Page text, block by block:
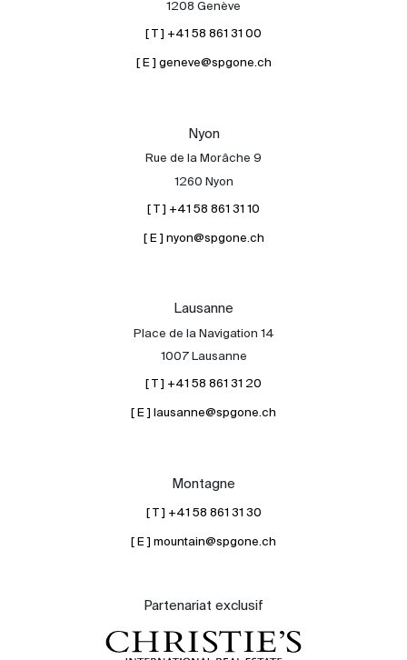
1208 Genève
[ T ] +41 58 861 31 00
[ E ] geneve@spgone.ch
Nyon
Rue de la Morâche 9
1260 Nyon
[ T ] +41 58 861 31 10
[ E ] nyon@spgone.ch
Lausanne
Place de la Navigation 14
1007 Lausanne
[ T ] +41 58 861 31 20
[ E ] lausanne@spgone.ch
Montagne
[ T ] +41 58 861 31 30
[ E ] mountain@spgone.ch
Partenariat exclusif